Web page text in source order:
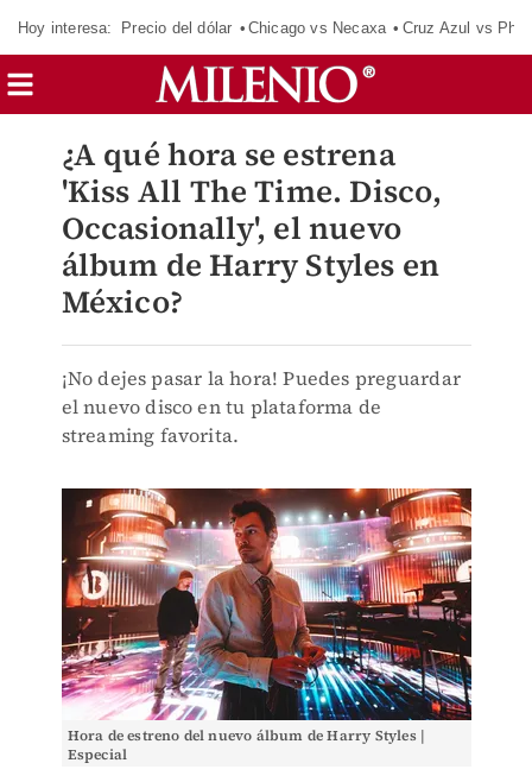
Hoy interesa: Precio del dólar Chicago vs Necaxa Cruz Azul vs
¿A qué hora se estrena
'Kiss All The Time. Disco,
Occasionally', el nuevo
álbum de Harry Styles en
México?
¡No dejes pasar la hora! Puedes preguardar
el nuevo disco en tu plataforma de
streaming favorita.
Hora de estreno del nuevo álbum de Harry Styles |
Especial